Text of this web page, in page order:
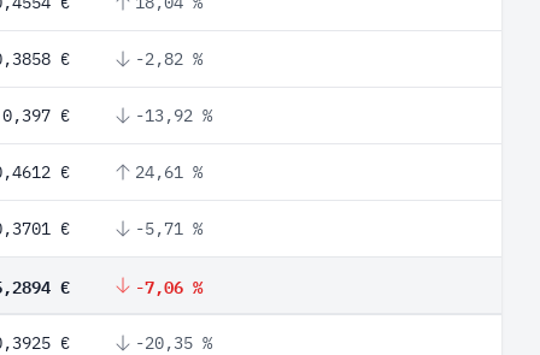
€ -2,82 %
0,397 € -13,92 %
€ 24,61 %
€ -5,71 %
€ -7,06 %
€ -20,35 %